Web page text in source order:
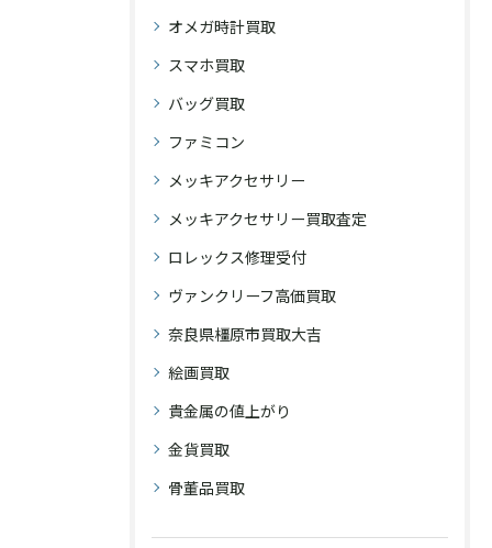
オメガ時計買取
スマホ買取
バッグ買取
ファミコン
メッキアクセサリー
メッキアクセサリー買取査定
ロレックス修理受付
ヴァンクリーフ高価買取
奈良県橿原市買取大吉
絵画買取
貴金属の値上がり
金貨買取
骨董品買取